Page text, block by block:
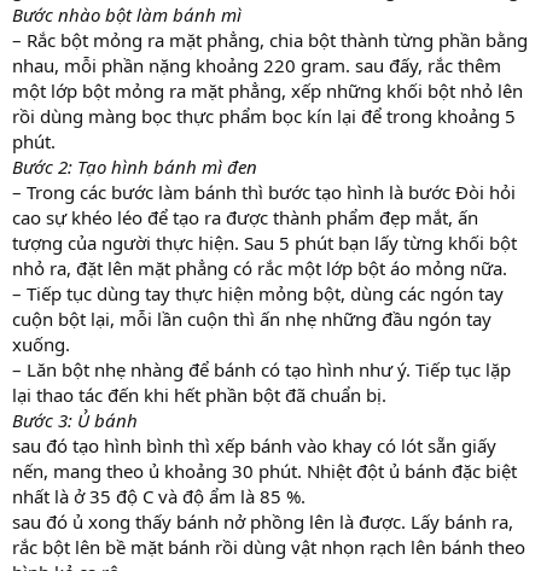
Bước nhào bột làm bánh mì
– Rắc bột mỏng ra mặt phẳng, chia bột thành từng phần bằng
nhau, mỗi phần nặng khoảng 220 gram. sau đấy, rắc thêm
một lớp bột mỏng ra mặt phẳng, xếp những khối bột nhỏ lên
rồi dùng màng bọc thực phẩm bọc kín lại để trong khoảng 5
phút.
Bước 2: Tạo hình bánh mì đen
– Trong các bước làm bánh thì bước tạo hình là bước Đòi hỏi
cao sự khéo léo để tạo ra được thành phẩm đẹp mắt, ấn
tượng của người thực hiện. Sau 5 phút bạn lấy từng khối bột
nhỏ ra, đặt lên mặt phẳng có rắc một lớp bột áo mỏng nữa.
– Tiếp tục dùng tay thực hiện mỏng bột, dùng các ngón tay
cuộn bột lại, mỗi lần cuộn thì ấn nhẹ những đầu ngón tay
xuống.
– Lăn bột nhẹ nhàng để bánh có tạo hình như ý. Tiếp tục lặp
lại thao tác đến khi hết phần bột đã chuẩn bị.
Bước 3: Ủ bánh
sau đó tạo hình bình thì xếp bánh vào khay có lót sẵn giấy
nến, mang theo ủ khoảng 30 phút. Nhiệt đột ủ bánh đặc biệt
nhất là ở 35 độ C và độ ẩm là 85 %.
sau đó ủ xong thấy bánh nở phồng lên là được. Lấy bánh ra,
rắc bột lên bề mặt bánh rồi dùng vật nhọn rạch lên bánh theo